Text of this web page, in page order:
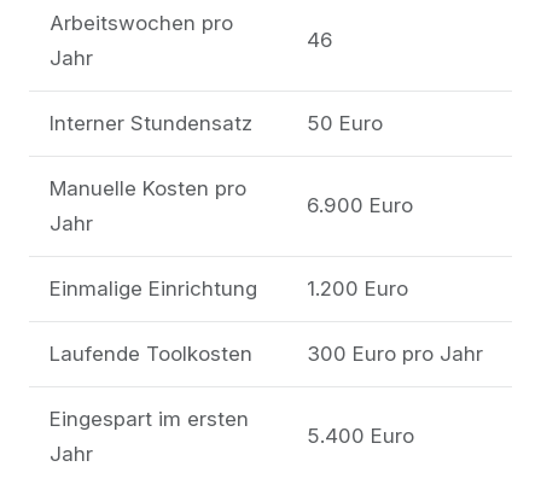
Arbeitswochen pro
Jahr
46
Interner Stundensatz 50 Euro
Manuelle Kosten pro
Jahr
6.900 Euro
Einmalige Einrichtung 1.200 Euro
Laufende Toolkosten 300 Euro pro Jahr
Eingespart im ersten
Jahr
5.400 Euro